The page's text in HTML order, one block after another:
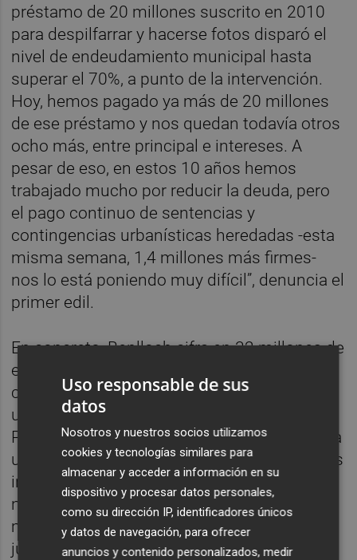
préstamo de 20 millones suscrito en 2010
para despilfarrar y hacerse fotos disparó el
nivel de endeudamiento municipal hasta
superar el 70%, a punto de la intervención.
Hoy, hemos pagado ya más de 20 millones
de ese préstamo y nos quedan todavía otros
ocho más, entre principal e intereses. A
pesar de eso, en estos 10 años hemos
trabajado mucho por reducir la deuda, pero
el pago continuo de sentencias y
contingencias urbanísticas heredadas -esta
misma semana, 1,4 millones más firmes-
nos lo está poniendo muy difícil”, denuncia el
primer edil.
En concreto, Benlloch cifra en 32 millones de
euros lo pagado hasta ahora en sentencias,
convenios y otras contingencias
urbanísticas heredadas de los gobiernos del
Partido Popular. “La gestión de esta herencia
urbanística no se ha limitado a pagar; hemos
invertido mucho tiempo y esfuerzos en
negociar con propietarios para reducir al
mínimo los pagos, defendernos
judicialmente para que el impacto sobre las
Uso responsable de sus
datos
Nosotros y nuestros socios utilizamos
cookies y tecnologías similares para
almacenar y acceder a información en su
dispositivo y procesar datos personales,
como su dirección IP, identificadores únicos
y datos de navegación, para ofrecer
anuncios y contenido personalizados, medir